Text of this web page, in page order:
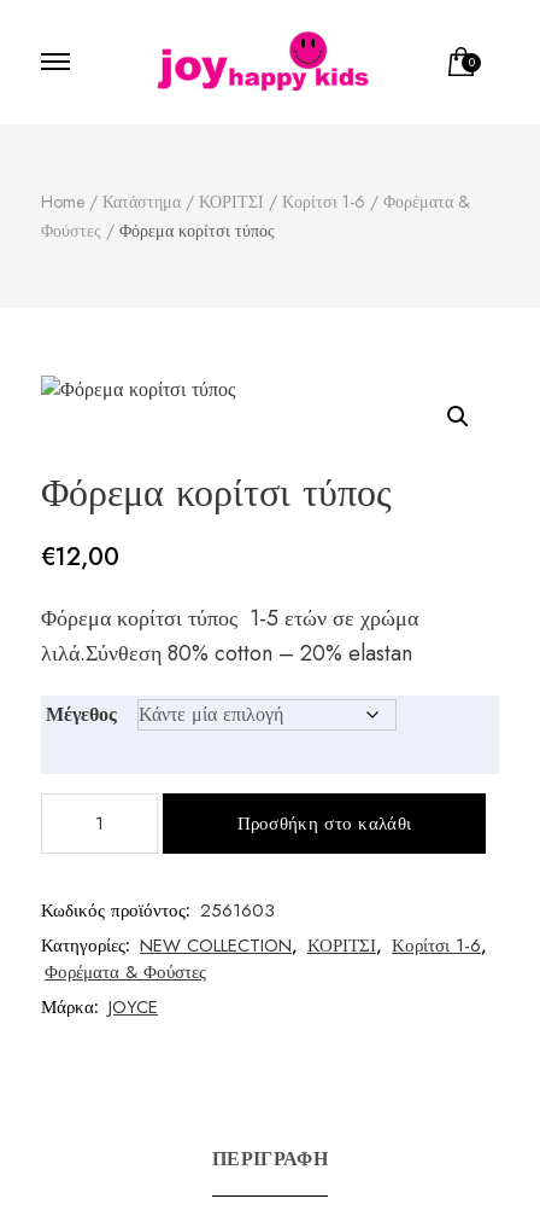
0
Home / Κατάστημα / ΚΟΡΙΤΣΙ / Κορίτσι 1-6 / Φορέματα &
Φούστες / Φόρεμα κορίτσι τύπος
Φόρεμα κορίτσι τύπος
€12,00
Φόρεμα κορίτσι τύπος 1-5 ετών σε χρώμα
λιλά.Σύνθεση 80% cotton – 20% elastan
Μέγεθος
Προσθήκη στο καλάθι
Κωδικός προϊόντος: 2561603
Κατηγορίες: NEW COLLECTION, ΚΟΡΙΤΣΙ, Κορίτσι 1-6,
Φορέματα & Φούστες
Μάρκα: JOYCE
ΠΕΡΙΓΡΑΦΉ